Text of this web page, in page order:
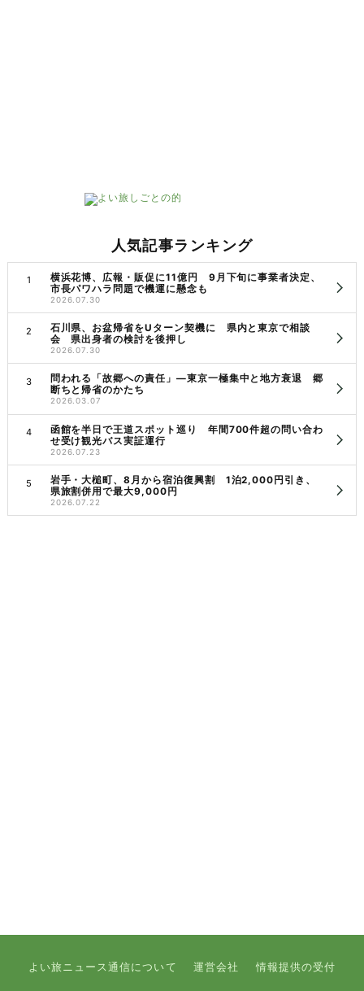
人気記事ランキング
横浜花博、広報・販促に11億円 9月下旬に事業者決定、
市長パワハラ問題で機運に懸念も
2026.07.30
石川県、お盆帰省をUターン契機に 県内と東京で相談
会 県出身者の検討を後押し
2026.07.30
問われる「故郷への責任」―東京一極集中と地方衰退 郷
断ちと帰省のかたち
2026.03.07
函館を半日で王道スポット巡り 年間700件超の問い合わ
せ受け観光バス実証運行
2026.07.23
岩手・大槌町、8月から宿泊復興割 1泊2,000円引き、
県旅割併用で最大9,000円
2026.07.22
よい旅ニュース通信について 運営会社 情報提供の受付